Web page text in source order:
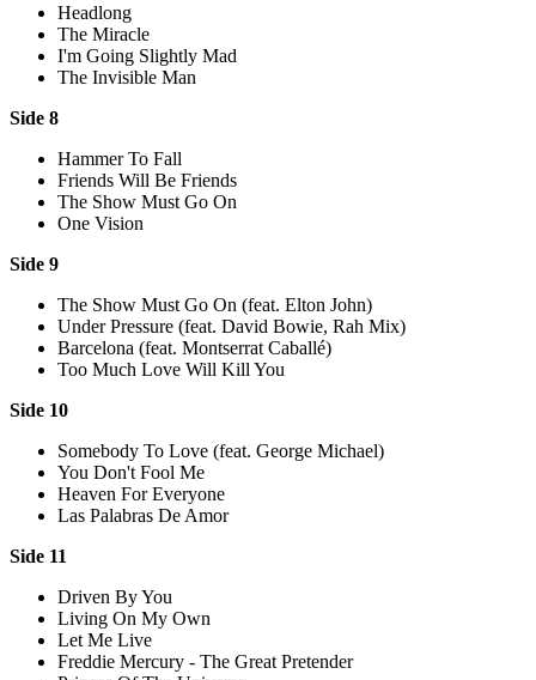
Headlong
The Miracle
I'm Going Slightly Mad
The Invisible Man
Side 8
Hammer To Fall
Friends Will Be Friends
The Show Must Go On
One Vision
Side 9
The Show Must Go On (feat. Elton John)
Under Pressure (feat. David Bowie, Rah Mix)
Barcelona (feat. Montserrat Caballé)
Too Much Love Will Kill You
Side 10
Somebody To Love (feat. George Michael)
You Don't Fool Me
Heaven For Everyone
Las Palabras De Amor
Side 11
Driven By You
Living On My Own
Let Me Live
Freddie Mercury - The Great Pretender